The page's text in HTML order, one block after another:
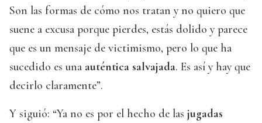
Son las formas de cómo nos tratan y no quiero que
suene a excusa porque pierdes, estás dolido y parece
que es un mensaje de victimismo, pero lo que ha
sucedido es una auténtica salvajada. Es así y hay que
decirlo claramente”.
Y siguió: “Ya no es por el hecho de las jugadas